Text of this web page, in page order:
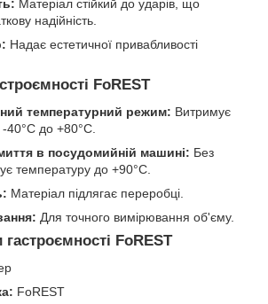
Матеріал стійкий до ударів, що
надійність.
Надає естетичної привабливості
FoREST
температурний режим: Витримує
-40°С до +80°С.
в посудомийній машині: Без
температуру до +90°С.
Матеріал підлягає переробці.
Для точного вимірювання об'єму.
FoREST
FoREST